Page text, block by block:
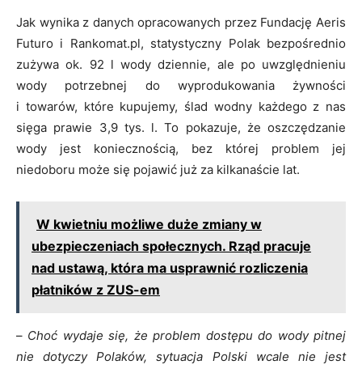
Jak wynika z danych opracowanych przez Fundację Aeris
Futuro i Rankomat.pl, statystyczny Polak bezpośrednio
zużywa ok. 92 l wody dziennie, ale po uwzględnieniu
wody potrzebnej do wyprodukowania żywności
i towarów, które kupujemy, ślad wodny każdego z nas
sięga prawie 3,9 tys. l. To pokazuje, że oszczędzanie
wody jest koniecznością, bez której problem jej
niedoboru może się pojawić już za kilkanaście lat.
W kwietniu możliwe duże zmiany w
ubezpieczeniach społecznych. Rząd pracuje
nad ustawą, która ma usprawnić rozliczenia
płatników z ZUS-em
– Choć wydaje się, że problem dostępu do wody pitnej
nie dotyczy Polaków, sytuacja Polski wcale nie jest